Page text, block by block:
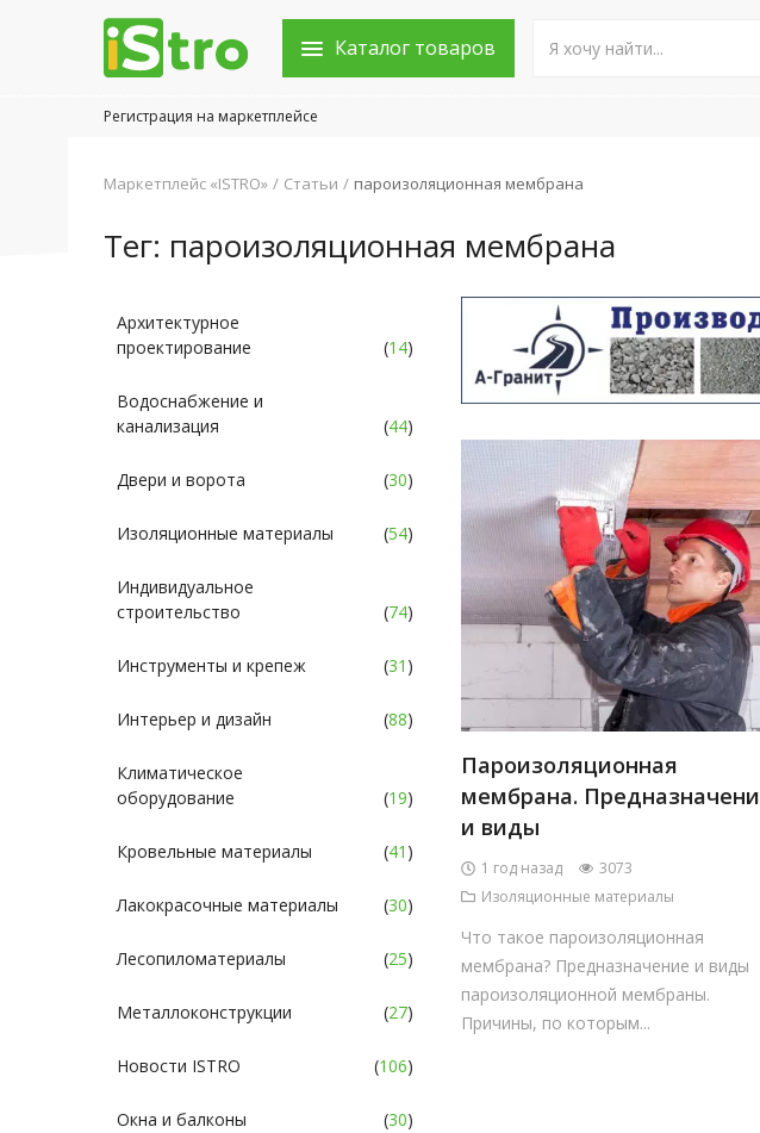
Каталог товаров
Регистрация на маркетплейсе
Объявления
Город: Колумбус
Маркетплейс «ISTRO» Статьи пароизоляционная мембрана
Тег: пароизоляционная мембрана
Архитектурное
проектирование
(14)
Водоснабжение и
канализация
(44)
Двери и ворота (30)
Изоляционные материалы (54)
Индивидуальное
строительство
(74)
Инструменты и крепеж (31 )
Интерьер и дизайн (88)
Климатическое
оборудование
(19)
Кровельные материалы (41 )
Лакокрасочные материалы (30)
Лесопиломатериалы (25)
Металлоконструкции (27)
Новости ISTRO (106)
Окна и балконы (30)
Пароизоляционная
мембрана.
и виды
1 год назад
3073
Изоляционные материалы
Что такое пароизоляционная
мембрана? Предназначение и виды
пароизоляционной мембраны.
Причины, по которым...